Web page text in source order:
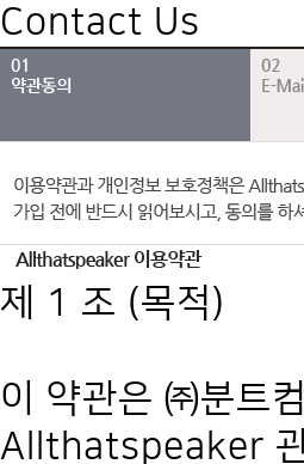
Contact Us
제 1 조 (목적)
이 약관은 ㈜분트
Allthatspeaker 관